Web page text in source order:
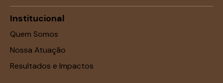
Institucional
Quem Somos
Nossa Atuação
Resultados e Impactos